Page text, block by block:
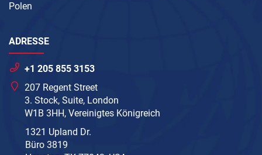
Polen
ADRESSE
+1 205 855 3153
207 Regent Street
3. Stock, Suite, London
W1B 3HH, Vereinigtes Königreich
1321 Upland Dr.
Büro 3819